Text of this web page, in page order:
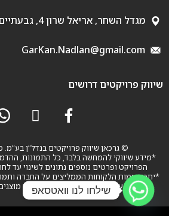
מגדל השחר, אריאל שרון 4, גבעתיים.
GarKan.Nadlan@gmail.com
שיווק פרויקטים דרושים
© גרכאן שיווק פרויקטים בנדל”ן בע”מ.
*מידע שיווקי להמחשה בלבד, כל התמונות,
הפרויקט ופרטים נוספים נתונים לשינוי עד
*יתכן ושמות הלקוחות הממליצים על החברה
על פרטיותם. השמות והתמונות
שילחו לנו וואטסאפ